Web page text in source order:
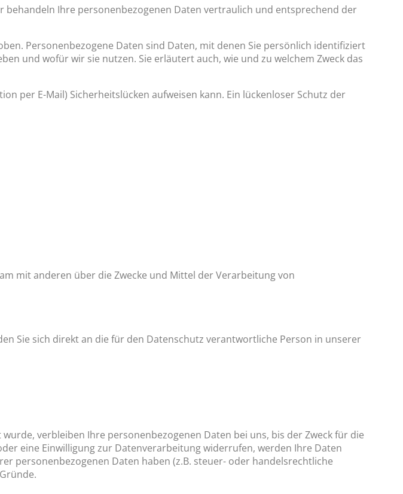
Ihre personenbezogenen Daten vertraulich und entsprechend der
Personenbezogene Daten sind Daten, mit denen Sie persönlich identifiziert
und wofür wir sie nutzen. Sie erläutert auch, wie und zu welchem Zweck das
per E-Mail) Sicherheitslücken aufweisen kann. Ein lückenloser Schutz der
mit anderen über die Zwecke und Mittel der Verarbeitung von
Sie sich direkt an die für den Datenschutz verantwortliche Person in unserer
verbleiben Ihre personenbezogenen Daten bei uns, bis der Zweck für die
eine Einwilligung zur Datenverarbeitung widerrufen, werden Ihre Daten
personenbezogenen Daten haben (z.B. steuer- oder handelsrechtliche